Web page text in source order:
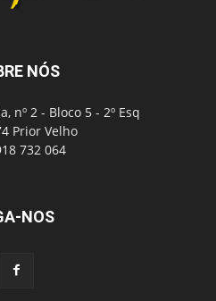
NÓS
nº 2 - Bloco 5 - 2º Esq
Prior Velho
732 064
NOS